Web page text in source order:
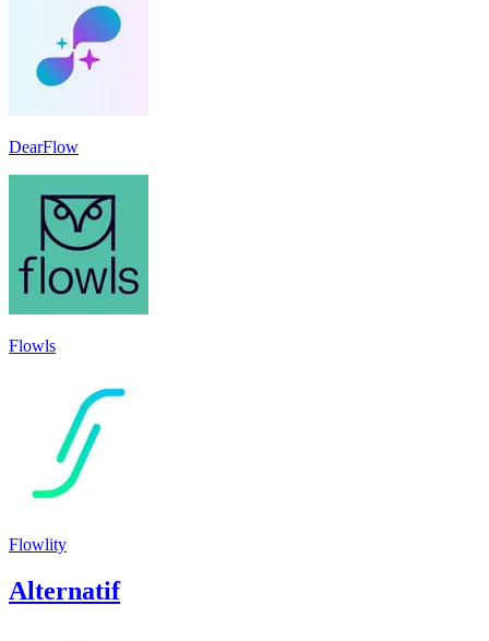
DearFlow
Flowls
Flowlity
Alternatif